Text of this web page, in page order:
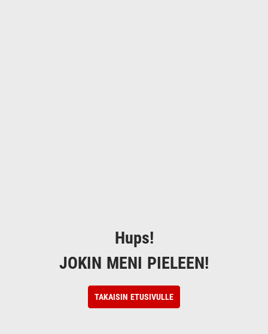
Hups!
JOKIN MENI PIELEEN!
TAKAISIN ETUSIVULLE